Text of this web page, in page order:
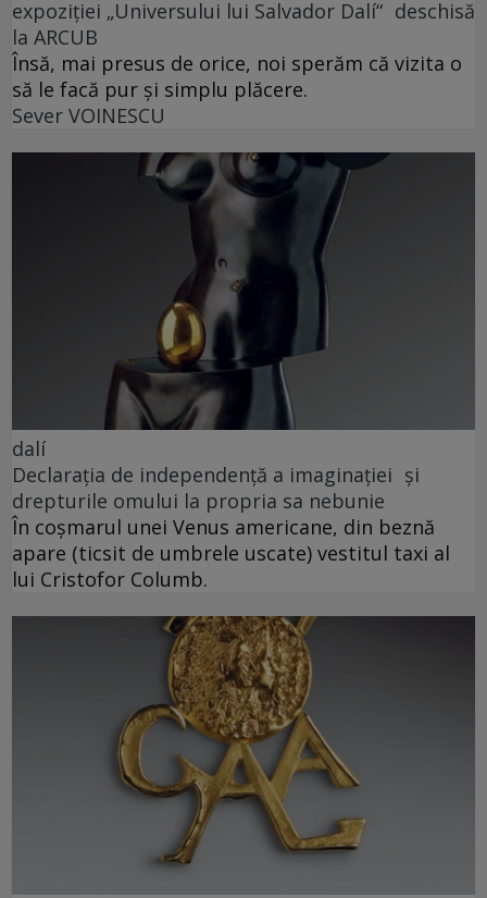
expoziției „Universului lui Salvador Dalí“ deschisă
la ARCUB
Însă, mai presus de orice, noi sperăm că vizita o
să le facă pur și simplu plăcere.
Sever VOINESCU
dalí
Declarația de independență a imaginației și
drepturile omului la propria sa nebunie
În coșmarul unei Venus americane, din beznă
apare (ticsit de umbrele uscate) vestitul taxi al
lui Cristofor Columb.